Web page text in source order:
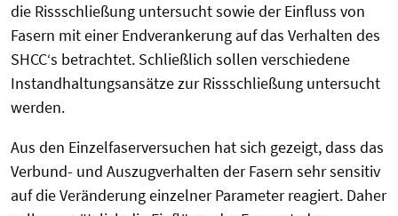
die Rissschließung untersucht sowie der Einfluss von
Fasern mit einer Endverankerung auf das Verhalten des
SHCC‘s betrachtet. Schließlich sollen verschiedene
Instandhaltungsansätze zur Rissschließung untersucht
werden.
Aus den Einzelfaserversuchen hat sich gezeigt, dass das
Verbund- und Auszugverhalten der Fasern sehr sensitiv
auf die Veränderung einzelner Parameter reagiert. Daher